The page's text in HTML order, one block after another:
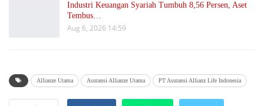
Industri Keuangan Syariah Tumbuh 8,56 Persen, Aset
Tembus…
Aug 6, 2026 14:59
Allianze Utama Asuransi Allianze Utama PT Asuransi Allianz Life Indonesia